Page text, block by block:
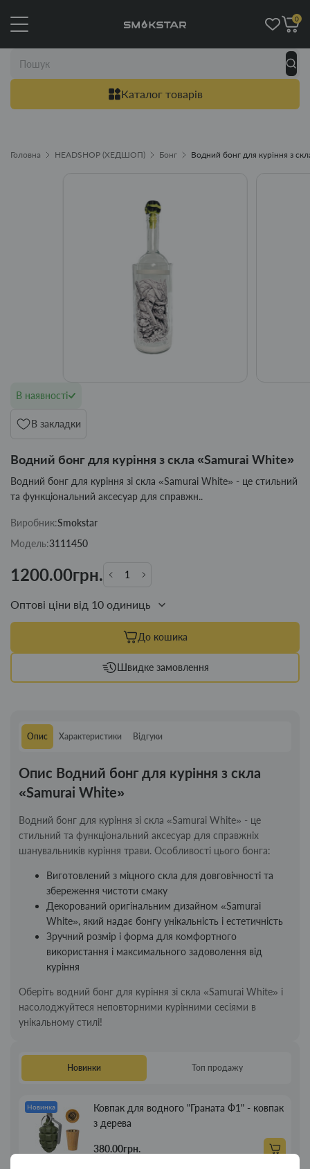
Каталог товарів
0
Головна HEADSHOP (ХЕДШОП) Бонг Водний бонг для куріння з
В наявності
В закладки
Водний бонг для куріння з скла «Samurai White»
Водний бонг для куріння зі скла «Samurai White» - це стильний
та функціональний аксесуар для справжн..
Виробник:Smokstar
Модель:3111450
1200.00грн.
Оптові ціни від 10 одиниць
До кошика
Швидке замовлення
Опис Характеристики Відгуки
Опис Водний бонг для куріння з скла
«Samurai White»
Водний бонг для куріння зі скла «Samurai White» - це
стильний та функціональний аксесуар для справжніх
шанувальників куріння трави. Особливості цього бонга:
Виготовлений з міцного скла для довговічності та
збереження чистоти смаку
Декорований оригінальним дизайном «Samurai
White», який надає бонгу унікальність і естетичність
Зручний розмір і форма для комфортного
використання і максимального задоволення від
куріння
Оберіть водний бонг для куріння зі скла «Samurai White» і
насолоджуйтеся неповторними курінними сесіями в
унікальному стилі!
Новинки Топ продажу
Новинка
Ковпак для водного "Граната Ф1" - ковпак
з дерева
380.00грн.